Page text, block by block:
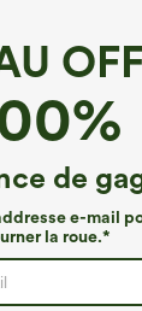
de
e-mail
la roue.*
de travail
à jambe
Match: 3 For